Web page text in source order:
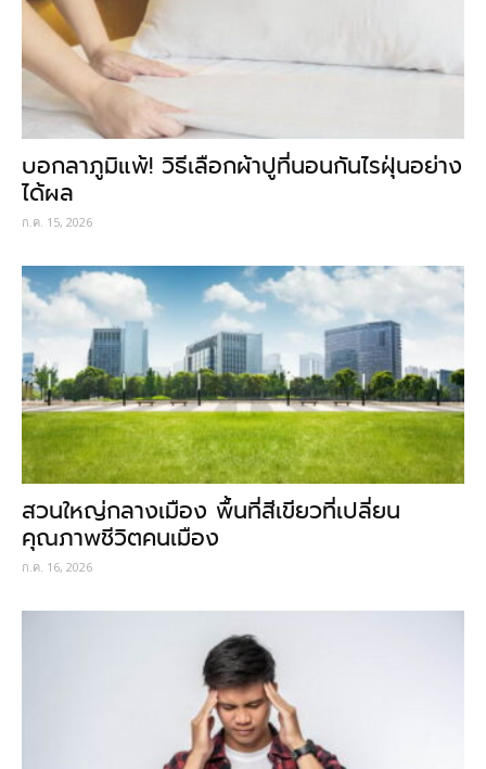
บอกลาภูมิแพ้! วิธีเลือกผ้าปูที่นอนกันไรฝุ่นอย่าง
ได้ผล
ก.ค. 15, 2026
สวนใหญ่กลางเมือง พื้นที่สีเขียวที่เปลี่ยน
คุณภาพชีวิตคนเมือง
ก.ค. 16, 2026